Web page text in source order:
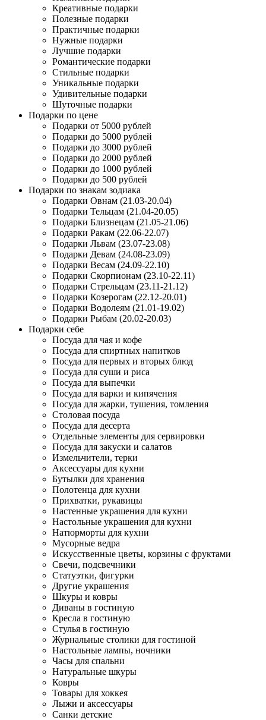
Креативные подарки
Полезные подарки
Практичные подарки
Нужные подарки
Лучшие подарки
Романтические подарки
Стильные подарки
Уникальные подарки
Удивительные подарки
Шуточные подарки
Подарки по цене
Подарки от 5000 рублей
Подарки до 5000 рублей
Подарки до 3000 рублей
Подарки до 2000 рублей
Подарки до 1000 рублей
Подарки до 500 рублей
Подарки по знакам зодиака
Подарки Овнам (21.03-20.04)
Подарки Тельцам (21.04-20.05)
Подарки Близнецам (21.05-21.06)
Подарки Ракам (22.06-22.07)
Подарки Львам (23.07-23.08)
Подарки Девам (24.08-23.09)
Подарки Весам (24.09-22.10)
Подарки Скорпионам (23.10-22.11)
Подарки Стрельцам (23.11-21.12)
Подарки Козерогам (22.12-20.01)
Подарки Водолеям (21.01-19.02)
Подарки Рыбам (20.02-20.03)
Подарки себе
Посуда для чая и кофе
Посуда для спиртных напитков
Посуда для первых и вторых блюд
Посуда для суши и риса
Посуда для выпечки
Посуда для варки и кипячения
Посуда для жарки, тушения, томления
Столовая посуда
Посуда для десерта
Отдельные элементы для сервировки
Посуда для закуски и салатов
Измельчители, терки
Аксессуары для кухни
Бутылки для хранения
Полотенца для кухни
Прихватки, рукавицы
Настенные украшения для кухни
Настольные украшения для кухни
Натюрморты для кухни
Мусорные ведра
Искусственные цветы, корзины с фруктами
Свечи, подсвечники
Статуэтки, фигурки
Другие украшения
Шкуры и ковры
Диваны в гостиную
Кресла в гостиную
Стулья в гостиную
Журнальные столики для гостиной
Настольные лампы, ночники
Часы для спальни
Натуральные шкуры
Ковры
Товары для хоккея
Лыжи и аксессуары
Санки детские